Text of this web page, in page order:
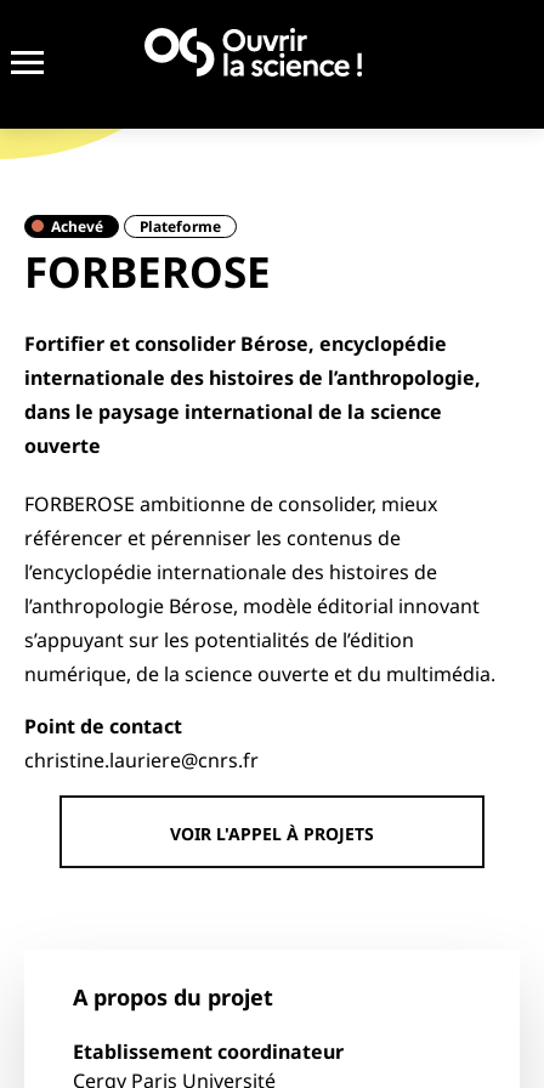
Achevé Plateforme
FORBEROSE
Fortifier et consolider Bérose, encyclopédie
internationale des histoires de l’anthropologie,
dans le paysage international de la science
ouverte
FORBEROSE ambitionne de consolider, mieux
référencer et pérenniser les contenus de
l’encyclopédie internationale des histoires de
l’anthropologie Bérose, modèle éditorial innovant
s’appuyant sur les potentialités de l’édition
numérique, de la science ouverte et du multimédia.
Point de contact
christine.lauriere@cnrs.fr
VOIR L'APPEL À PROJETS
A propos du projet
Etablissement coordinateur
Cergy Paris Université